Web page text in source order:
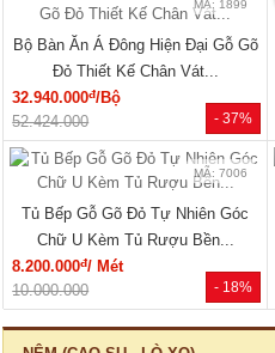
🔥 Combo giường tủ
MÃ: 2034
Bộ Giường Tủ Phòng Ngủ Gỗ Tự
Nhiên Vân Sồi Hiện Đại Giá...
12.375.000đ/Bộ